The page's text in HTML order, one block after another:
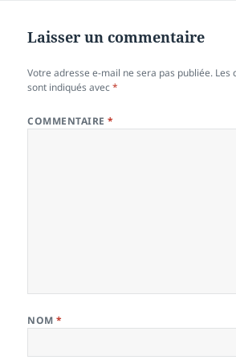
Laisser un commentaire
Votre adresse e-mail ne sera pas publiée. Les
sont indiqués avec*
COMMENTAIRE*
NOM*